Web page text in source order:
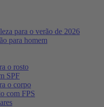
para o verão de 2026
para homem
o rosto
SPF
o corpo
com FPS